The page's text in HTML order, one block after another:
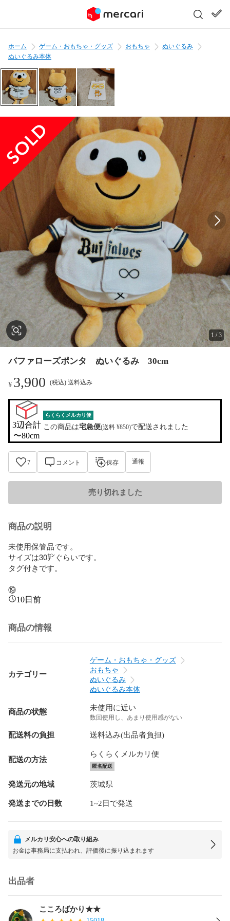
ホーム ゲーム・おもちゃ・グッズ おもちゃ
ぬいぐるみ
ぬいぐるみ本体
1 /3
バファローズポンタ ぬいぐるみ 30cm
¥3,900 (税込) 送料込み
3辺合計
〜80cm
らくらくメルカリ便
この商品は宅急便(送料 ¥850)で配送されました
7 コメント 保存 通報
売り切れました
商品の説明
未使用保管品です。
サイズは30㌢ぐらいです。
タグ付きです。
⑲
10日前
商品の情報
カテゴリー
ゲーム・おもちゃ・グッズ
おもちゃ
ぬいぐるみ
ぬいぐるみ本体
商品の状態 未使用に近い
数回使用し、あまり使用感がない
配送料の負担 送料込み(出品者負担)
配送の方法
らくらくメルカリ便
匿名配送
発送元の地域 茨城県
発送までの日数 1~2日で発送
メルカリ安心への取り組み
お金は事務局に支払われ、評価後に振り込まれます
出品者
こころばかり★★